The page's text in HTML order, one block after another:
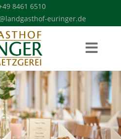
8461 6510
euringer.de